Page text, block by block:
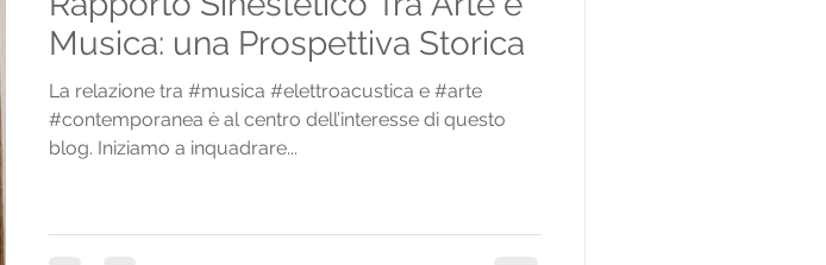
Musica: una Prospettiva Storica
La relazione tra #musica #elettroacustica e #arte
#contemporanea è al centro dell’interesse di questo
blog. Iniziamo a inquadrare...